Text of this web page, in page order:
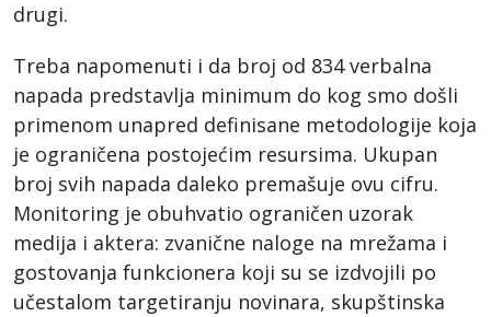
drugi.
Treba napomenuti i da broj od 834 verbalna
napada predstavlja minimum do kog smo došli
primenom unapred definisane metodologije koja
je ograničena postojećim resursima. Ukupan
broj svih napada daleko premašuje ovu cifru.
Monitoring je obuhvatio ograničen uzorak
medija i aktera: zvanične naloge na mrežama i
gostovanja funkcionera koji su se izdvojili po
učestalom targetiranju novinara, skupštinska